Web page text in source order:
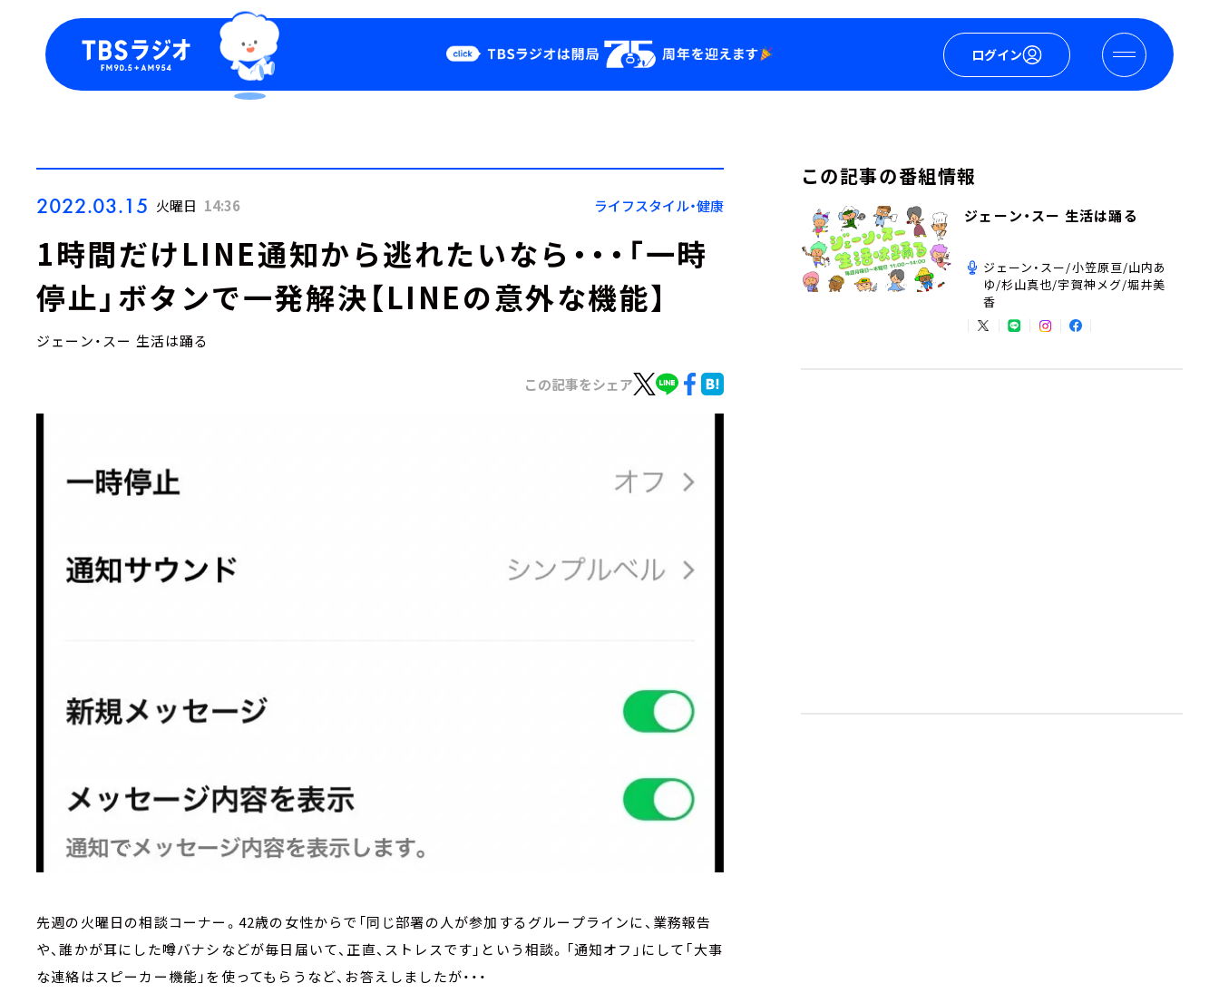
ログイン
Podcast
YouTube
会社情報
2022.03.15 火曜日 14:36 ライフスタイル・健康
1時間だけLINE通知から逃れたいなら・・・「一時
停止」ボタンで一発解決【LINEの意外な機能】
ジェーン・スー 生活は踊る
この記事をシェア
先週の火曜日の相談コーナー。42歳の女性からで「同じ部署の人が参加するグループラインに、業務報告
や、誰かが耳にした噂バナシなどが毎日届いて、正直、ストレスです」という相談。「通知オフ」にして「大事
な連絡はスピーカー機能」を使ってもらうなど、お答えしましたが・・・
この記事の番組情報
ジェーン・スー 生活は踊る
ジェーン・スー/小笠原亘/山内あ
ゆ/杉山真也/宇賀神メグ/堀井美
香